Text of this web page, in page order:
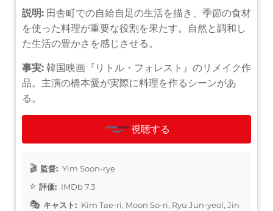
説明: 田舎町での自給自足の生活を描き、季節の食材
を使った料理が重要な役割を果たす。自然と調和し
た生活の豊かさを感じさせる。
事実: 韓国映画『リトル・フォレスト』のリメイク作
品。主演の橋本愛が実際に料理を作るシーンがあ
る。
視聴する
監督: Yim Soon-rye
評価: IMDb 7.3
キャスト: Kim Tae-ri, Moon So-ri, Ryu Jun-yeol, Jin